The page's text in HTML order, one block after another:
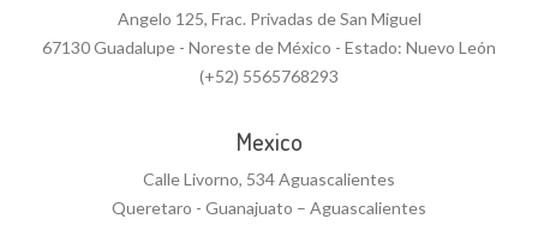
Angelo 125, Frac. Privadas de San Miguel
67130 Guadalupe - Noreste de México - Estado: Nuevo León
(+52) 5565768293
Mexico
Calle Livorno, 534 Aguascalientes
Queretaro - Guanajuato – Aguascalientes